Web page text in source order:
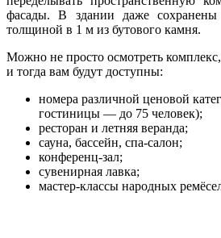
фасады. В здании даже
толщиной в 1 м из бутового камня.
Можно не просто осмотреть
и тогда вам будут доступны:
номера различной ценовой
гостиницы — до 75 человек);
ресторан и летняя веранда;
сауна, бассейн, спа-салон;
конференц-зал;
сувенирная лавка;
мастер-классы народных